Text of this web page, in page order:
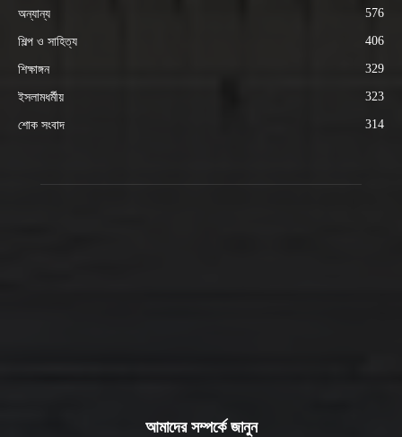
অন্যান্য 576
শিল্প ও সাহিত্য 406
শিক্ষাঙ্গন 329
ইসলামধর্মীয় 323
শোক সংবাদ 314
আমাদের সম্পর্কে জানুন